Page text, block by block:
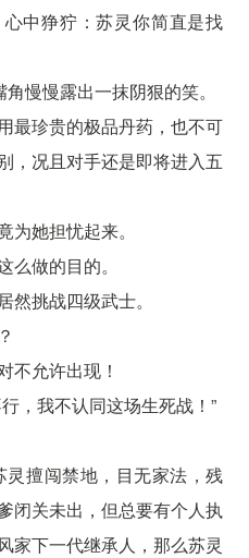
中狰狞：苏灵你简直是找
慢慢露出一抹阴狠的笑。
最珍贵的极品丹药，也不可
，况且对手还是即将进入五
她担忧起来。
么做的目的。
挑战四级武士。
不允许出现！
，我不认同这场生死战！”
灵擅闯禁地，目无家法，残
闭关未出，但总要有个人执
家下一代继承人，那么苏灵